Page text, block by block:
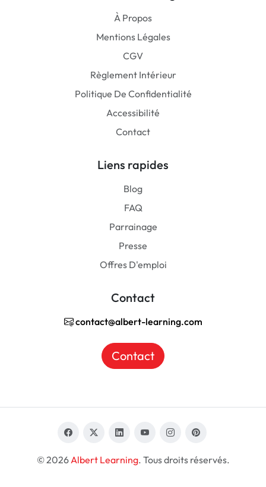
À Propos
Mentions Légales
CGV
Règlement Intérieur
Politique De Confidentialité
Accessibilité
Contact
Liens rapides
Blog
FAQ
Parrainage
Presse
Offres D'emploi
Contact
contact@albert-learning.com
Contact
© 2026 Albert Learning. Tous droits réservés.